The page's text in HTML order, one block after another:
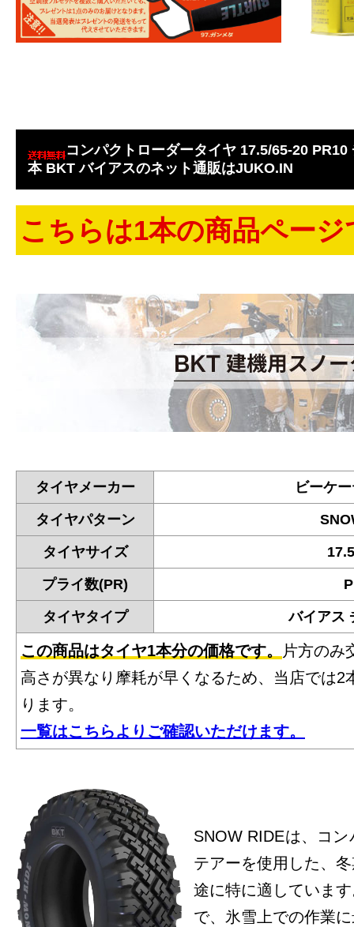
コンパクトローダータイヤ 17.5/65-20
本 BKT バイアスのネット通販はJUKO.IN
こちらは1本の商品ページ
タイヤメーカー ビーケ
タイヤパターン
タイヤサイズ
プライ数(PR)
タイヤタイプ バイアス
この商品はタイヤ1本分の価格です。
片方のみ
高さが異なり摩耗が早くなるため、当店では2
ります。
一覧はこちらよりご確認いただけます。
SNOW RIDEは、コ
テアーを使用した、
途に特に適していま
で、氷雪上での作業